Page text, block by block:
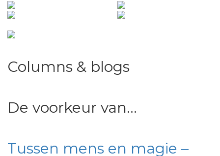
Columns & blogs
De voorkeur van...
Tussen mens en magie –